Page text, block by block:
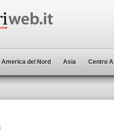
America del Nord Asia Centro